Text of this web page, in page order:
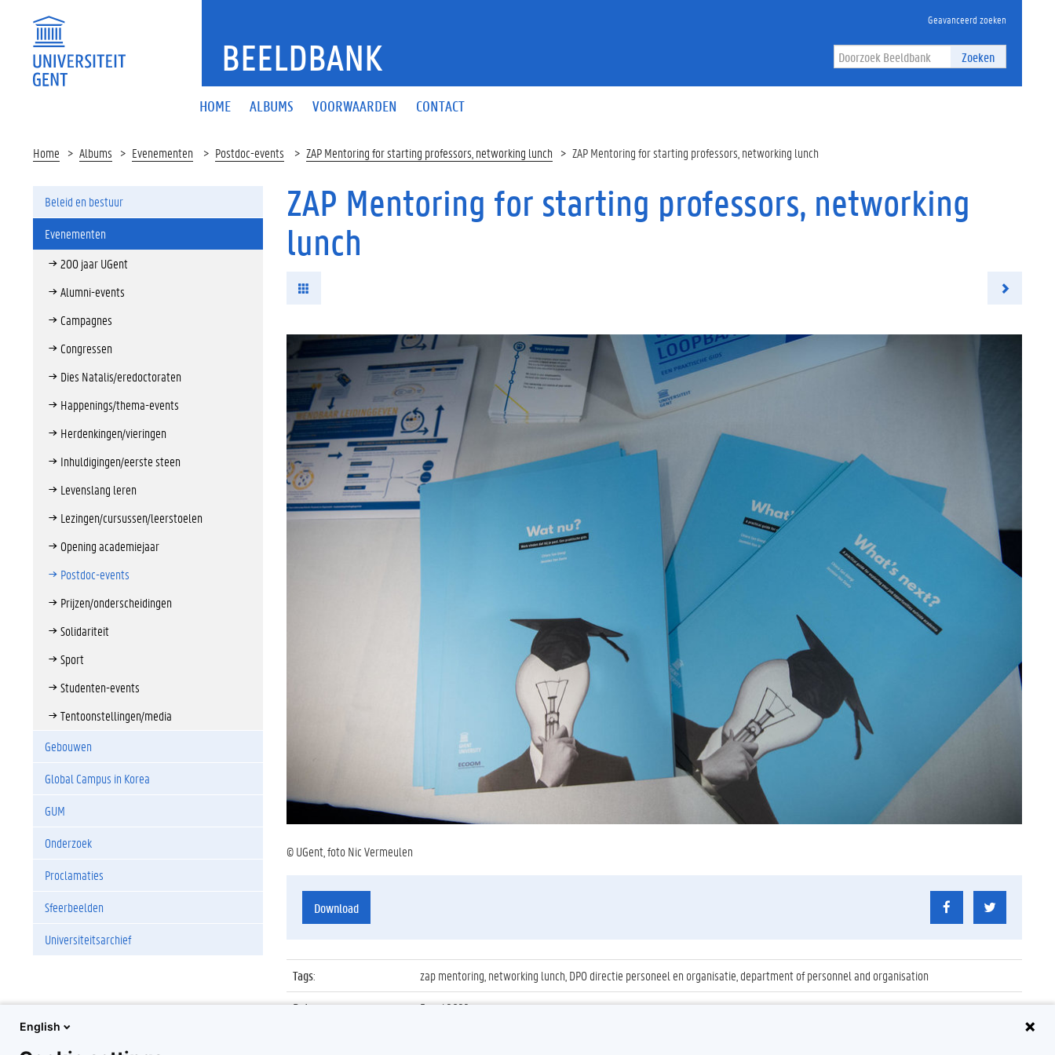
BEELDBANK
Geavanceerd zoeken
Zoeken
HOME ALBUMS VOORWAARDEN CONTACT
Home Albums Evenementen Postdoc-events ZAP Mentoring for starting professors, networking lunch ZAP Mentoring for starting professors, networking lunch
Beleid en bestuur
Evenementen
200 jaar UGent
Alumni-events
Campagnes
Congressen
Dies Natalis/eredoctoraten
Happenings/thema-events
Herdenkingen/vieringen
Inhuldigingen/eerste steen
Levenslang leren
Lezingen/cursussen/leerstoelen
Opening academiejaar
Postdoc-events
Prijzen/onderscheidingen
Solidariteit
Sport
Studenten-events
Tentoonstellingen/media
Gebouwen
Global Campus in Korea
GUM
Onderzoek
Proclamaties
Sfeerbeelden
Universiteitsarchief
ZAP Mentoring for starting professors, networking
lunch
© UGent, foto Nic Vermeulen
Download
Tags:
zap mentoring, networking lunch, DPO directie personeel en organisatie, department of personnel and organisation
Datum:
5 mei 2022
English